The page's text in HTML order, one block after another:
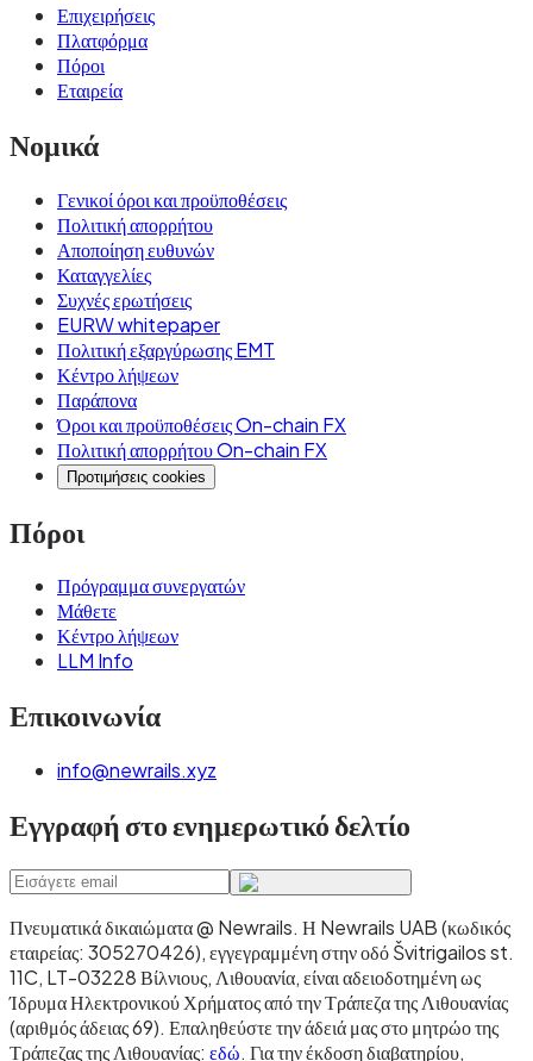
Επιχειρήσεις
Πλατφόρμα
Πόροι
Εταιρεία
Νομικά
Γενικοί όροι και προϋποθέσεις
Πολιτική απορρήτου
Αποποίηση ευθυνών
Καταγγελίες
Συχνές ερωτήσεις
EURW whitepaper
Πολιτική εξαργύρωσης EMT
Κέντρο λήψεων
Παράπονα
Όροι και προϋποθέσεις On-chain FX
Πολιτική απορρήτου On-chain FX
Προτιμήσεις cookies
Πόροι
Πρόγραμμα συνεργατών
Μάθετε
Κέντρο λήψεων
LLM Info
Επικοινωνία
info@newrails.xyz
Εγγραφή στο ενημερωτικό δελτίο
Πνευματικά δικαιώματα @ Newrails. Η Newrails UAB (κωδικός
εταιρείας: 305270426), εγγεγραμμένη στην οδό Švitrigailos st.
11C, LT-03228 Βίλνιους, Λιθουανία, είναι αδειοδοτημένη ως
Ίδρυμα Ηλεκτρονικού Χρήματος από την Τράπεζα της Λιθουανίας
(αριθμός άδειας 69). Επαληθεύστε την άδειά μας στο μητρώο της
Τράπεζας της Λιθουανίας: εδώ. Για την έκδοση διαβατηρίου,